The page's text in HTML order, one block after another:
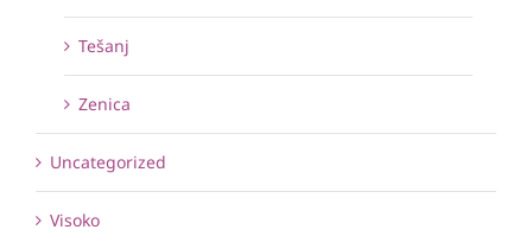
Tešanj
Zenica
Uncategorized
Visoko